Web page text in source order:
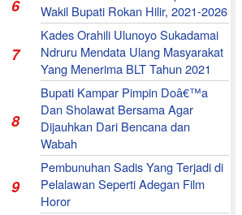
6
Wakil Bupati Rokan Hilir, 2021-2026
7
Kades Orahili Ulunoyo Sukadamai
Ndruru Mendata Ulang Masyarakat
Yang Menerima BLT Tahun 2021
8
Bupati Kampar Pimpin Doâ€™a
Dan Sholawat Bersama Agar
Dijauhkan Dari Bencana dan
Wabah
9
Pembunuhan Sadis Yang Terjadi di
Pelalawan Seperti Adegan Film
Horor